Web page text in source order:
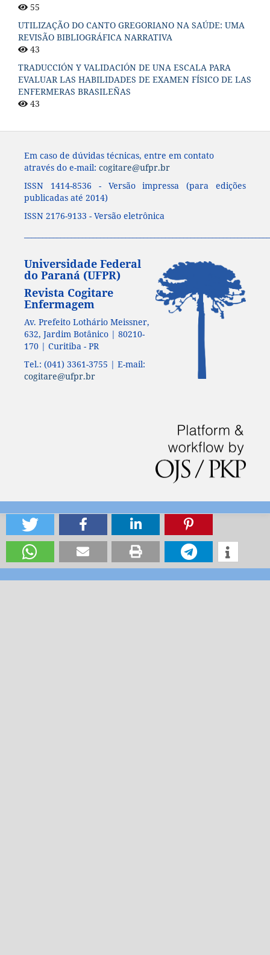
55
UTILIZAÇÃO DO CANTO GREGORIANO NA SAÚDE: UMA
REVISÃO BIBLIOGRÁFICA NARRATIVA
43
TRADUCCIÓN Y VALIDACIÓN DE UNA ESCALA PARA
EVALUAR LAS HABILIDADES DE EXAMEN FÍSICO DE LAS
ENFERMERAS BRASILEÑAS
43
Em caso de dúvidas técnicas, entre em contato
através do e-mail: cogitare@ufpr.br
ISSN 1414-8536 - Versão impressa (para edições
publicadas até 2014)
ISSN 2176-9133 - Versão eletrônica
Universidade Federal
do Paraná (UFPR)
Revista Cogitare
Enfermagem
Av. Prefeito Lothário Meissner,
632, Jardim Botânico | 80210-
170 | Curitiba - PR
Tel.: (041) 3361-3755 | E-mail:
cogitare@ufpr.br